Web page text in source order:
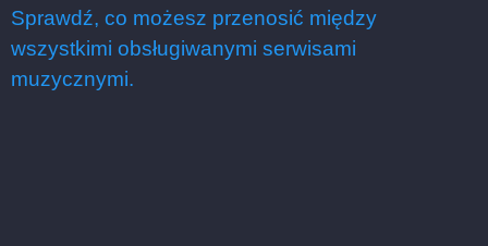
Sprawdź, co możesz przenosić między
wszystkimi obsługiwanymi serwisami
muzycznymi.